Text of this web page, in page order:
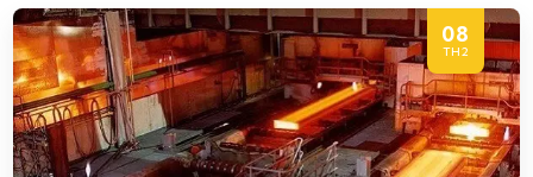
08
TH2